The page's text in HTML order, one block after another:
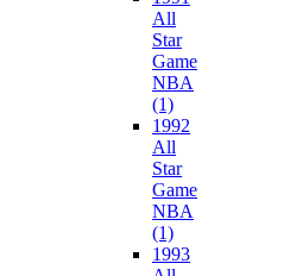
All
Star
Game
NBA
(1)
1992
All
Star
Game
NBA
(1)
1993